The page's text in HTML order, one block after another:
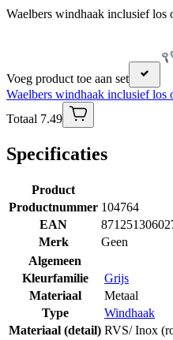
Waelbers windhaak inclusief los
Voeg product toe aan set
Waelbers windhaak inclusief los
Totaal 7.49
Specificaties
Product
Productnummer 104764
EAN
Merk
Geen
Algemeen
Kleurfamilie
Grijs
Materiaal
Metaal
Type
Windhaak
Materiaal (detail) RVS/ Inox